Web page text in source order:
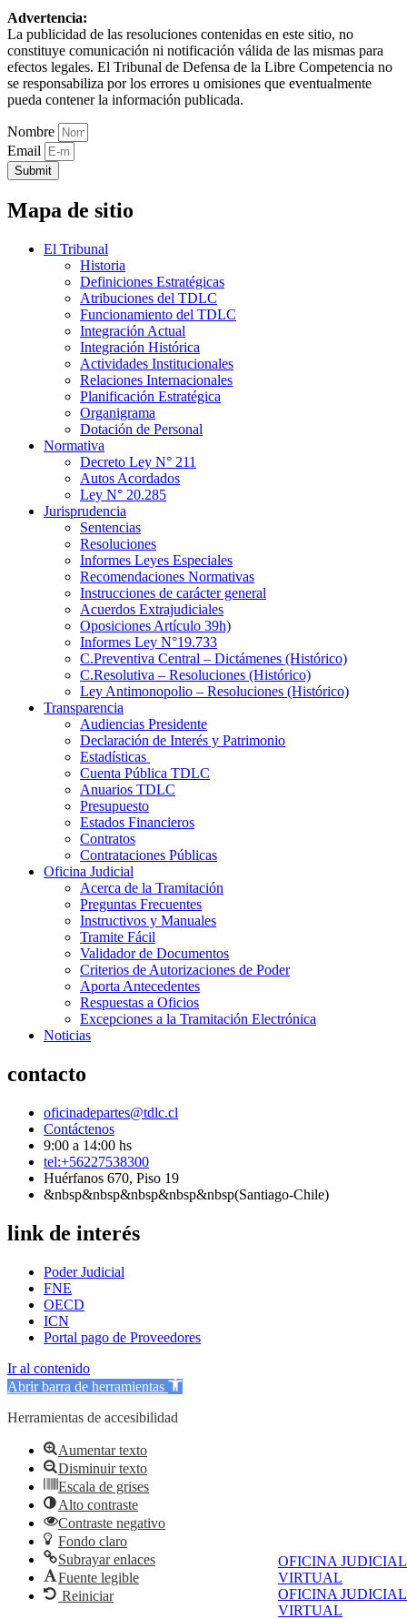
OFICINA JUDICIAL
VIRTUAL
OFICINA JUDICIAL
VIRTUAL
Advertencia:
La publicidad de las resoluciones contenidas en este sitio, no
constituye comunicación ni notificación válida de las mismas para
efectos legales. El Tribunal de Defensa de la Libre Competencia no
se responsabiliza por los errores u omisiones que eventualmente
pueda contener la información publicada.
Nombre
Email
Submit
Mapa de sitio
El Tribunal
Historia
Definiciones Estratégicas
Atribuciones del TDLC
Funcionamiento del TDLC
Integración Actual
Integración Histórica
Actividades Institucionales
Relaciones Internacionales
Planificación Estratégica
Organigrama
Dotación de Personal
Normativa
Decreto Ley N° 211
Autos Acordados
Ley N° 20.285
Jurisprudencia
Sentencias
Resoluciones
Informes Leyes Especiales
Recomendaciones Normativas
Instrucciones de carácter general
Acuerdos Extrajudiciales
Oposiciones Artículo 39h)
Informes Ley N°19.733
C.Preventiva Central – Dictámenes (Histórico)
C.Resolutiva – Resoluciones (Histórico)
Ley Antimonopolio – Resoluciones (Histórico)
Transparencia
Audiencias Presidente
Declaración de Interés y Patrimonio
Estadísticas
Cuenta Pública TDLC
Anuarios TDLC
Presupuesto
Estados Financieros
Contratos
Contrataciones Públicas
Oficina Judicial
Acerca de la Tramitación
Preguntas Frecuentes
Instructivos y Manuales
Tramite Fácil
Validador de Documentos
Criterios de Autorizaciones de Poder
Aporta Antecedentes
Respuestas a Oficios
Excepciones a la Tramitación Electrónica
Noticias
contacto
oficinadepartes@tdlc.cl
Contáctenos
9:00 a 14:00 hs
tel:+56227538300
Huérfanos 670, Piso 19
&nbsp&nbsp&nbsp&nbsp&nbsp(Santiago-Chile)
link de interés
Poder Judicial
FNE
OECD
ICN
Portal pago de Proveedores
Ir al contenido
Abrir barra de herramientas
Herramientas de accesibilidad
Aumentar texto
Disminuir texto
Escala de grises
Alto contraste
Contraste negativo
Fondo claro
Subrayar enlaces
Fuente legible
Reiniciar